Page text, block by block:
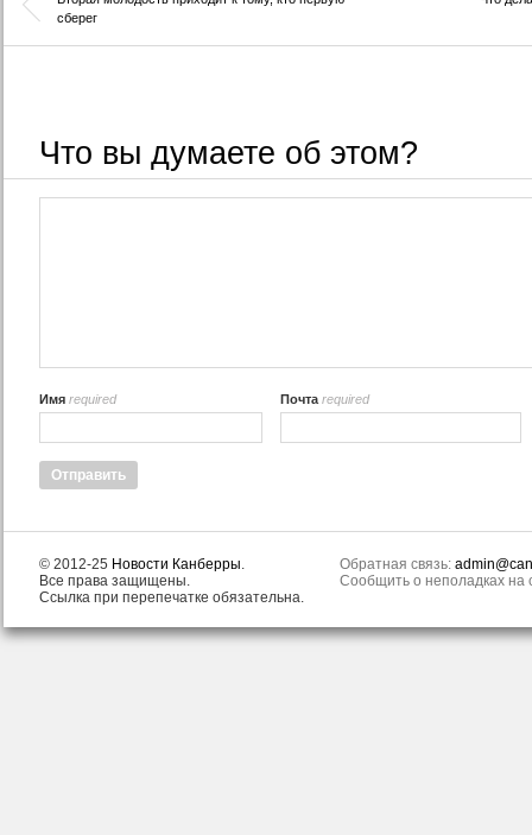
сберег
Что вы думаете об этом?
Имя required Почта required
© 2012-25 Новости Канберры.
Все права защищены.
Ссылка при перепечатке обязательна.
Обратная связь:
Сообщить о неполадках на